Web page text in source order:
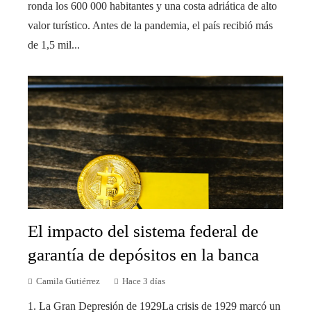
ronda los 600 000 habitantes y una costa adriática de alto
valor turístico. Antes de la pandemia, el país recibió más
de 1,5 mil...
El impacto del sistema federal de
garantía de depósitos en la banca
Camila Gutiérrez Hace 3 días
1. La Gran Depresión de 1929La crisis de 1929 marcó un